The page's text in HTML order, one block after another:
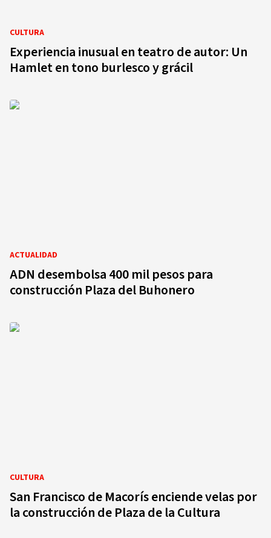
CULTURA
Experiencia inusual en teatro de autor: Un
Hamlet en tono burlesco y grácil
ACTUALIDAD
ADN desembolsa 400 mil pesos para
construcción Plaza del Buhonero
CULTURA
San Francisco de Macorís enciende velas por
la construcción de Plaza de la Cultura